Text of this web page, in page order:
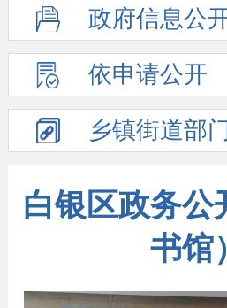
政府信息公
依申请公开
乡镇街道部
白银区政务公
书馆）